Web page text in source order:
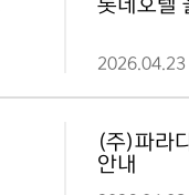
롯데호텔
2026.04.23
(주)파라
안내